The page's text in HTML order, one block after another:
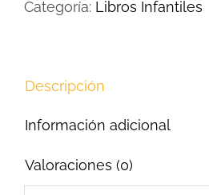
Categoría: Libros Infantiles
Descripción
Información adicional
Valoraciones (0)